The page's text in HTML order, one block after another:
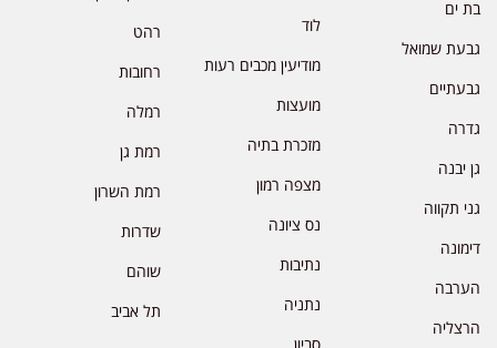
בת ים
גבעת שמואל
גבעתיים
גדרה
גן יבנה
גני תקווה
דימונה
הערבה
הרצליה
לוד
מודיעין מכבים רעות
מועצות
מזכרת בתיה
מצפה רמון
נס ציונה
נתיבות
נתניה
סביון
רהט
רחובות
רמלה
רמת גן
רמת השרון
שדרות
שוהם
תל אביב